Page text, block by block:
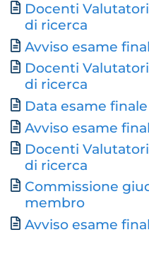
Docenti
di ricerca
Avviso esame
Document
Docenti
di ricerca
Document
Data esame finale
Avviso esame
Document
Docenti
di ricerca
Commissione
membro
Avviso esame